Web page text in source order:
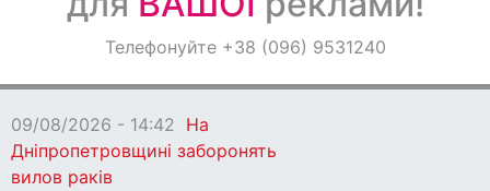
ОголошенняТелефонуйте +38 (096) 9531240
09/08/2026 - 13:06
Кам'янське втратило